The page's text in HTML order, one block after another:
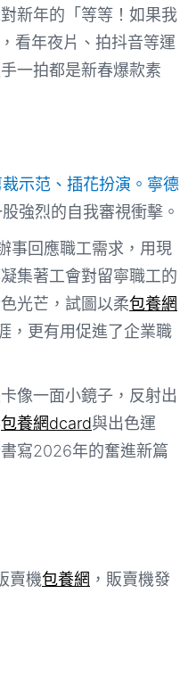
新年的「等等！如果我
看年夜片、拍抖音等運
一拍都是新春爆款素
示范、插花扮演。寧德
強烈的自我審視衝擊。
事回應職工需求，用現
集著工會對留寧職工的
光芒，試圖以柔包養網
，更有用促進了企業職
像一面小鏡子，反射出
包養網dcard與出色運
寫2026年的奮進新篇
賣機包養網 ，販賣機發